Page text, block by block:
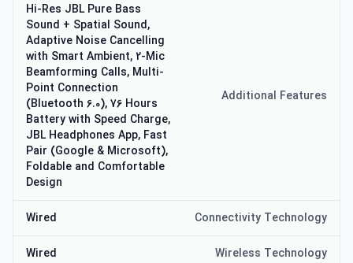
Additional Features
Hi-Res JBL Pure Bass
Sound + Spatial Sound,
Adaptive Noise Cancelling
with Smart Ambient, 2-Mic
Beamforming Calls, Multi-
Point Connection
(Bluetooth 6.0), 76 Hours
Battery with Speed Charge,
JBL Headphones App, Fast
Pair (Google & Microsoft),
Foldable and Comfortable
Design
Connectivity Technology
Wired
Wireless Technology
Wired